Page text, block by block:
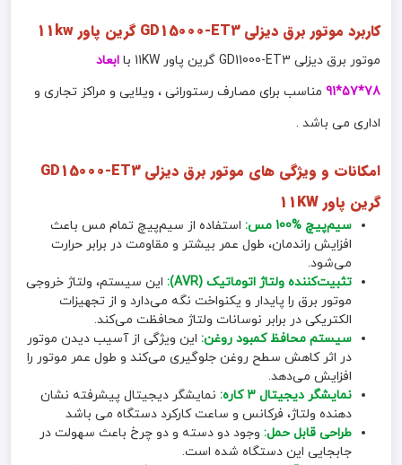
کاربرد موتور برق دیزلی GD15000-ET3 گرین پاور 11kw
موتور برق دیزلی GD11000-ET3 گرین پاور 11KW با
ابعاد
78*57*91
مناسب برای مصارف رستورانی ، ویلایی و مراکز تجاری و
اداری می باشد .
امکانات و ویژگی های موتور برق دیزلی GD15000-ET3
گرین پاور 11KW
سیم‌پیچ %100 مس:
استفاده از سیم‌پیچ تمام مس باعث
افزایش راندمان، طول عمر بیشتر و مقاومت در برابر حرارت
می‌شود.
تثبیت‌کننده ولتاژ اتوماتیک (AVR):
این سیستم، ولتاژ خروجی
موتور برق را پایدار و یکنواخت نگه می‌دارد و از تجهیزات
الکتریکی در برابر نوسانات ولتاژ محافظت می‌کند.
سیستم محافظ کمبود روغن: این ویژگی از آسیب دیدن موتور
در اثر کاهش سطح روغن جلوگیری می‌کند و طول عمر موتور را
افزایش می‌دهد.
نمایشگر دیجیتال 3 کاره:
نمایشگر دیجیتال پیشرفته نشان
دهنده ولتاژ، فرکانس و ساعت کارکرد دستگاه می باشد
طراحی قابل حمل: وجود دو دسته و دو چرخ باعث سهولت در
جابجایی این دستگاه شده است.